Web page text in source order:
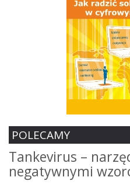
POLECAMY
Tankevirus –
negatywnymi